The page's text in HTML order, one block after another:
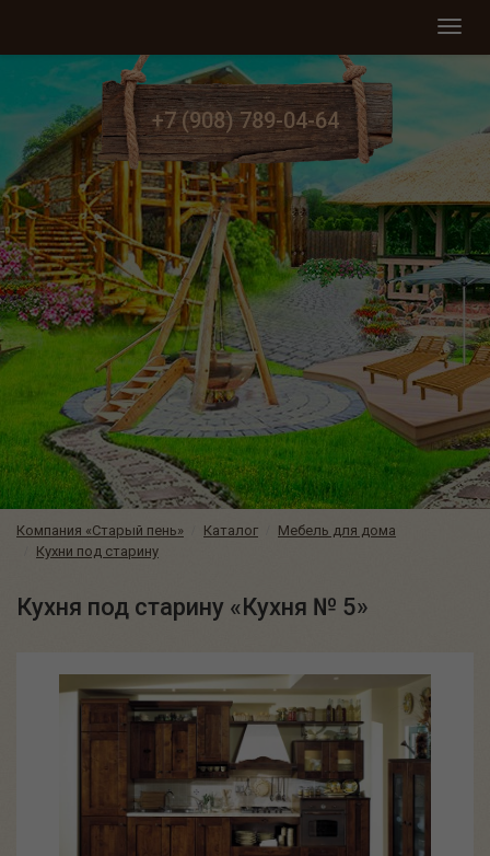
Меню
+7 (908) 789-04-64
Компания «Старый пень» Каталог
Мебель для дома
Кухни под старину
Кухня под старину «Кухня № 5»